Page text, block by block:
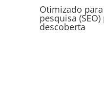
Otimizado
pesquisa
descoberta